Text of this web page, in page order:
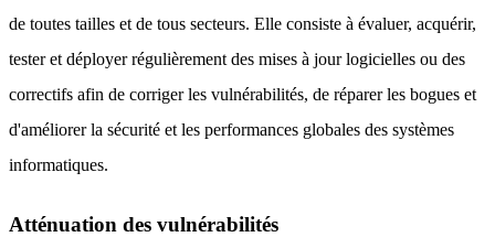
de toutes tailles et de tous secteurs. Elle consiste à évaluer, acquérir,
tester et déployer régulièrement des mises à jour logicielles ou des
correctifs afin de corriger les vulnérabilités, de réparer les bogues et
d'améliorer la sécurité et les performances globales des systèmes
informatiques.
Atténuation des vulnérabilités